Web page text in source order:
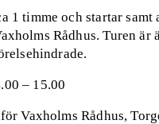
1 timme och startar samt
Rådhus. Turen är
– 15.00
Vaxholms Rådhus,